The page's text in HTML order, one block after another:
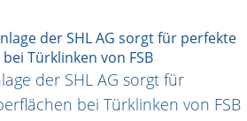
der SHL AG sorgt für
bei Türklinken von FSB